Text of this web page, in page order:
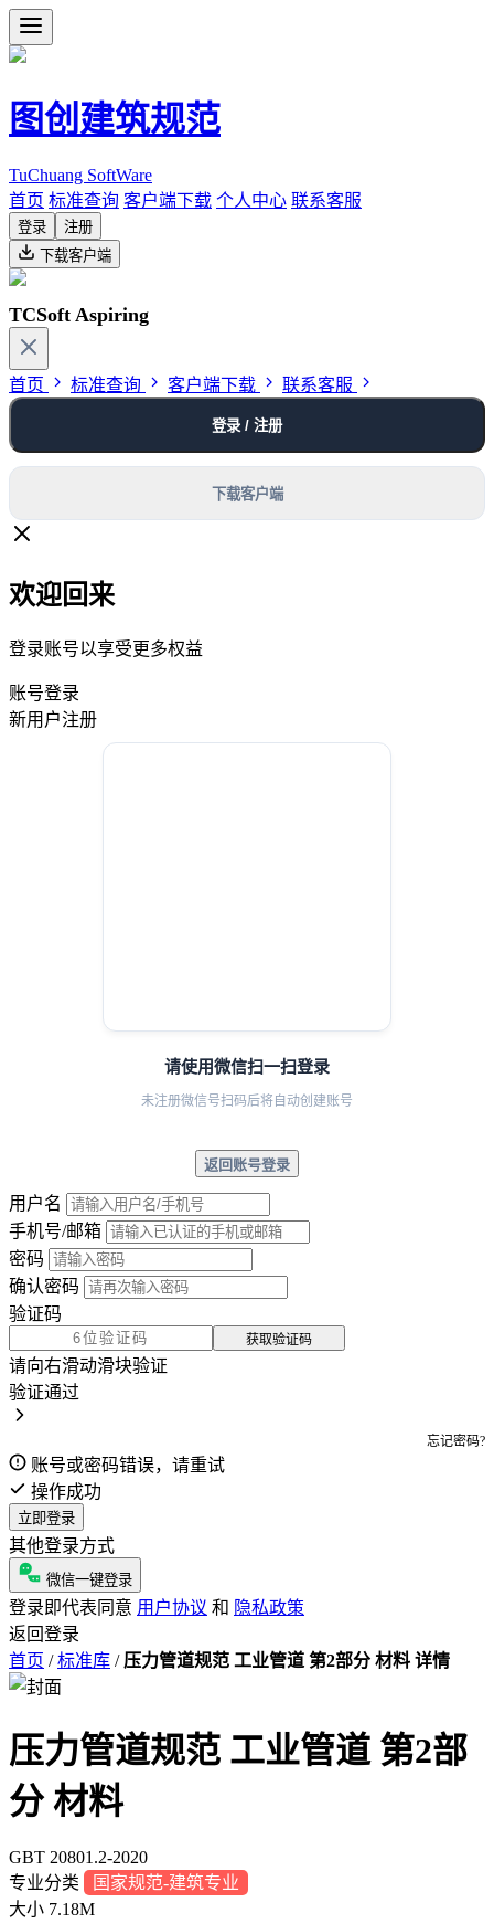
图创建筑规范
TuChuang SoftWare
首页 标准查询 客户端下载 个人中心 联系客服
登录
注册
下载客户端
TCSoft Aspiring
首页 标准查询 客户端下载 联系客服
登录 / 注册
下载客户端
欢迎回来
登录账号以享受更多权益
账号登录
新用户注册
请使用微信扫一扫登录
未注册微信号扫码后将自动创建账号
返回账号登录
用户名
手机号/邮箱
密码
确认密码
验证码
获取验证码
请向右滑动滑块验证
验证通过
忘记密码?
账号或密码错误，请重试
操作成功
立即登录
其他登录方式
微信一键登录
登录即代表同意 用户协议 和 隐私政策
返回登录
首页 / 标准库 / 压力管道规范 工业管道 第2部分 材料 详情
压力管道规范 工业管道 第2部
分 材料
GBT 20801.2-2020
专业分类
国家规范-建筑专业
大小 7.18M